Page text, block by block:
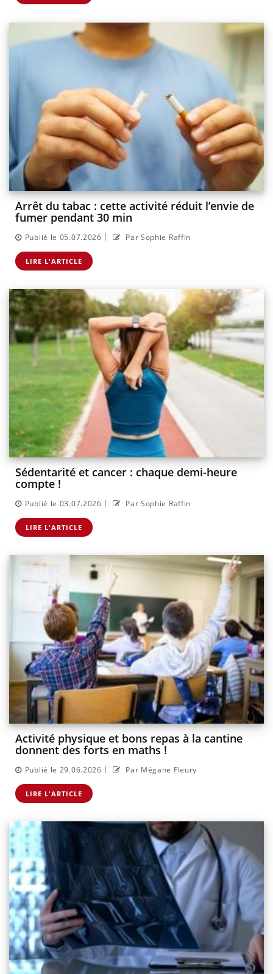
Arrêt du tabac : cette activité réduit l’envie de
fumer pendant 30 min
Publié le 05.07.2026 | Par Sophie Raffin
LIRE L'ARTICLE
Sédentarité et cancer : chaque demi-heure
compte !
Publié le 03.07.2026 | Par Sophie Raffin
LIRE L'ARTICLE
Activité physique et bons repas à la cantine
donnent des forts en maths !
Publié le 29.06.2026 | Par Mégane Fleury
LIRE L'ARTICLE